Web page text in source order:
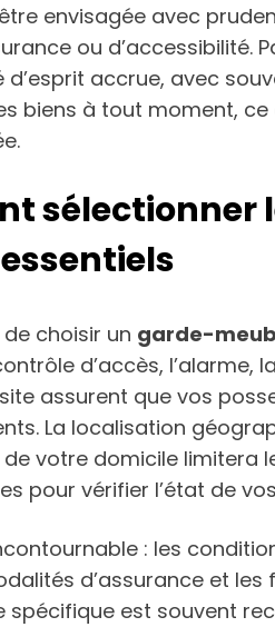
envisagée avec
ou
d’esprit accrue, avec
biens à tout moment,
sélectionner
de choisir un garde-
d’accès, l’alarme,
assurent que vos
La localisation
votre domicile limitera
pour vérifier l’état de
: les
d’assurance et
spécifique est souvent